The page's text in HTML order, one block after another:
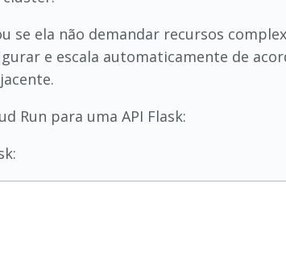
se ela não demandar recursos
e escala automaticamente de
Run para uma API Flask: